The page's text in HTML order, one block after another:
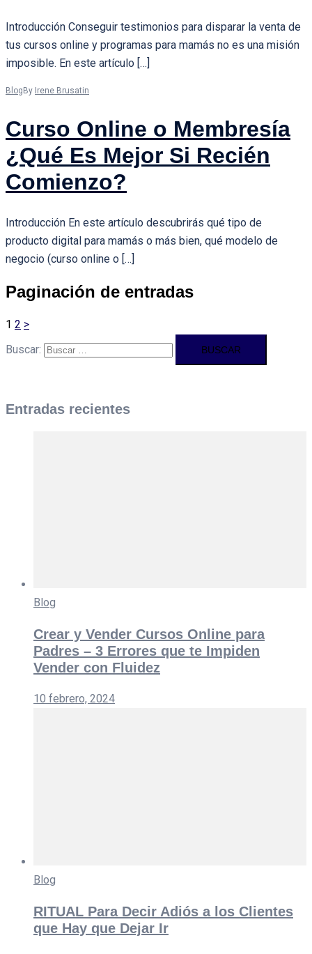
Introducción Conseguir testimonios para disparar la venta de
tus cursos online y programas para mamás no es una misión
imposible. En este artículo […]
BlogBy Irene Brusatin
Curso Online o Membresía
¿Qué Es Mejor Si Recién
Comienzo?
Introducción En este artículo descubrirás qué tipo de
producto digital para mamás o más bien, qué modelo de
negocio (curso online o […]
Paginación de entradas
1 2 >
Buscar:
Entradas recientes
Blog
Crear y Vender Cursos Online para
Padres – 3 Errores que te Impiden
Vender con Fluidez
10 febrero, 2024
Blog
RITUAL Para Decir Adiós a los Clientes
que Hay que Dejar Ir